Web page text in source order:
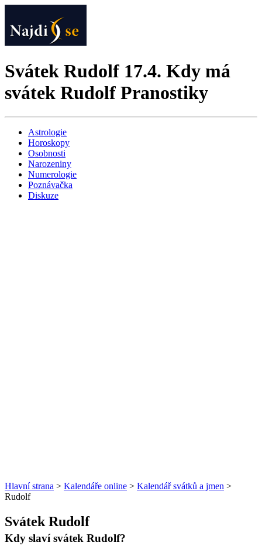
Svátek Rudolf 17.4. Kdy má
svátek Rudolf Pranostiky
Astrologie
Horoskopy
Osobnosti
Narozeniny
Numerologie
Poznávačka
Diskuze
Hlavní strana > Kalendáře online > Kalendář svátků a jmen >
Rudolf
Svátek Rudolf
Kdy slaví svátek Rudolf?